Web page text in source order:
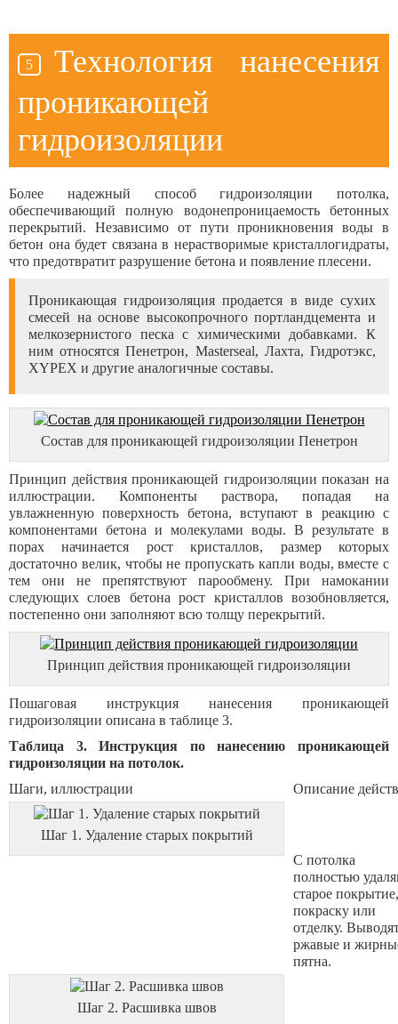
Технология нанесения
проникающей
гидроизоляции
Более надежный способ гидроизоляции потолка,
обеспечивающий полную водонепроницаемость бетонных
перекрытий. Независимо от пути проникновения воды в
бетон она будет связана в нерастворимые кристаллогидраты,
что предотвратит разрушение бетона и появление плесени.
Проникающая гидроизоляция продается в виде сухих
смесей на основе высокопрочного портландцемента и
мелкозернистого песка с химическими добавками. К
ним относятся Пенетрон, Masterseal, Лахта, Гидротэкс,
XYPEX и другие аналогичные составы.
Состав для проникающей гидроизоляции Пенетрон
Принцип действия проникающей гидроизоляции показан на
иллюстрации. Компоненты раствора, попадая на
увлажненную поверхность бетона, вступают в реакцию с
компонентами бетона и молекулами воды. В результате в
порах начинается рост кристаллов, размер которых
достаточно велик, чтобы не пропускать капли воды, вместе с
тем они не препятствуют парообмену. При намокании
следующих слоев бетона рост кристаллов возобновляется,
постепенно они заполняют всю толщу перекрытий.
Принцип действия проникающей гидроизоляции
Пошаговая инструкция нанесения проникающей
гидроизоляции описана в таблице 3.
Таблица 3. Инструкция по нанесению проникающей
гидроизоляции на потолок.
Шаги, иллюстрации
Описание
Шаг 1. Удаление старых покрытий
С потолка
полностью
старое покрытие,
покраску или
отделку.
ржавые и
пятна.
Шаг 2. Расшивка швов